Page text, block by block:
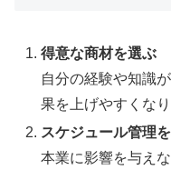
得意な商材を選ぶ
自分の経験や知識
果を上げやすくなり
スケジュール管理
本業に影響を与え